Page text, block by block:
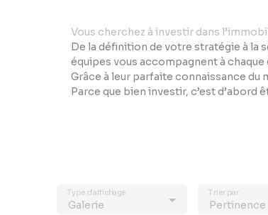
Vous cherchez à investir dans
De la définition de votre stratégie à la
équipes vous accompagnent à chaque
Grâce à leur parfaite connaissance
Parce que bien investir, c’est
Galerie
Type d'affichage
Pertinence
Trier par